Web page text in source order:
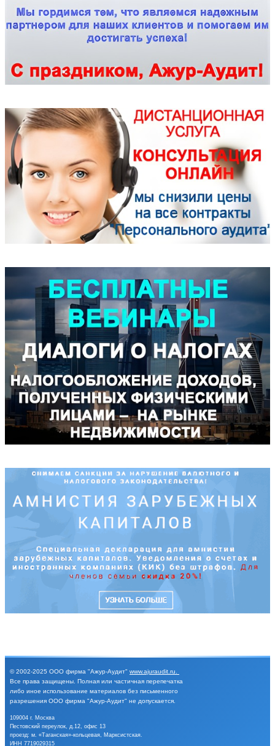
© 2002-2025 ООО фирма "Ажур-Аудит" www.ajuraudit.ru
Все права защищены. Полная или частичная перепечатка
либо иное использование материалов без письменного
разрешения ООО фирма "Ажур-Аудит" не допускается.
109004 г. Москва
Пестовский переулок, д.12, офис 13
проезд: м. «Таганская»-кольцевая, Марксистская.
ИНН 7719029315